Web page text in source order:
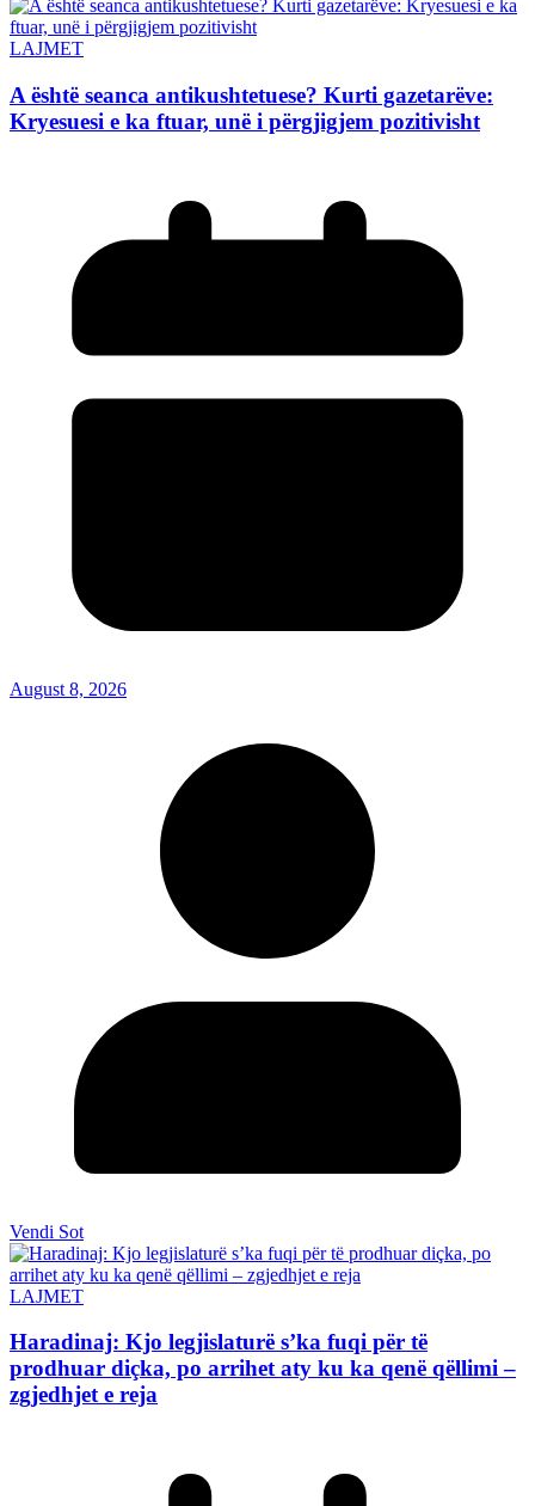
LAJMET
A është seanca antikushtetuese? Kurti gazetarëve:
Kryesuesi e ka ftuar, unë i përgjigjem pozitivisht
August 8, 2026
Vendi Sot
LAJMET
Haradinaj: Kjo legjislaturë s’ka fuqi për të
prodhuar diçka, po arrihet aty ku ka qenë qëllimi –
zgjedhjet e reja